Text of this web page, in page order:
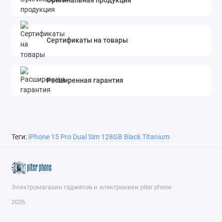
Сертификаты на товары
Расширенная гарантия
Теги: iPhone 15 Pro Dual Sim 128GB Black Titanium
Электромагазин гаджетов и электроники piter phone
2026